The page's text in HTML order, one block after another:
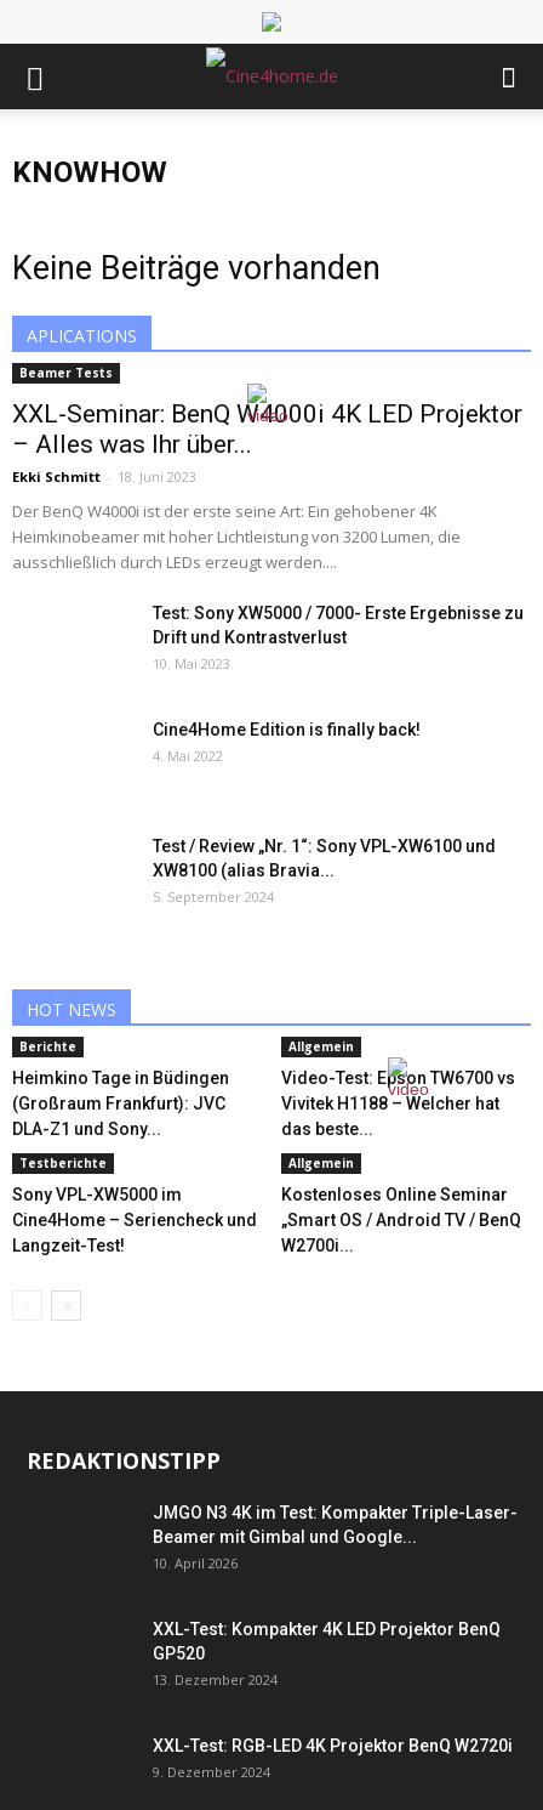
KNOWHOW
Keine Beiträge vorhanden
APLICATIONS
Beamer Tests
XXL-Seminar: BenQ W4000i 4K LED Projektor
– Alles was Ihr über...
Ekki Schmitt - 18. Juni 2023
Der BenQ W4000i ist der erste seine Art: Ein gehobener 4K
Heimkinobeamer mit hoher Lichtleistung von 3200 Lumen, die
ausschließlich durch LEDs erzeugt werden....
Test: Sony XW5000 / 7000- Erste Ergebnisse zu
Drift und Kontrastverlust
10. Mai 2023
Cine4Home Edition is finally back!
4. Mai 2022
Test / Review „Nr. 1“: Sony VPL-XW6100 und
XW8100 (alias Bravia...
5. September 2024
HOT NEWS
Berichte
Heimkino Tage in Büdingen
(Großraum Frankfurt): JVC
DLA-Z1 und Sony...
Allgemein
Video-Test: Epson TW6700 vs
Vivitek H1188 – Welcher hat
das beste...
Testberichte
Sony VPL-XW5000 im
Cine4Home – Seriencheck und
Langzeit-Test!
Allgemein
Kostenloses Online Seminar
„Smart OS / Android TV / BenQ
W2700i...
REDAKTIONSTIPP
JMGO N3 4K im Test: Kompakter Triple-Laser-
Beamer mit Gimbal und Google...
10. April 2026
XXL-Test: Kompakter 4K LED Projektor BenQ
GP520
13. Dezember 2024
XXL-Test: RGB-LED 4K Projektor BenQ W2720i
9. Dezember 2024